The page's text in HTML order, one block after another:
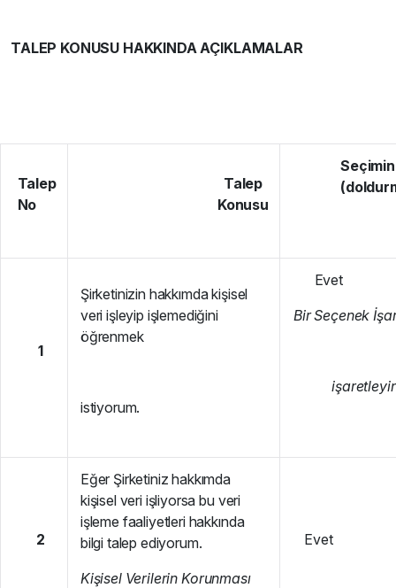
TALEP KONUSU HAKKINDA AÇIKLAMALAR
Talep
No
Talep
Konusu
1
Şirketinizin hakkımda kişisel
veri işleyip işlemediğini
öğrenmek
istiyorum.
Evet
Bir Seçenek
işaretle
2
Eğer Şirketiniz hakkımda
kişisel veri işliyorsa bu veri
işleme faaliyetleri hakkında
bilgi talep ediyorum.
Kişisel Verilerin Korunması
Evet